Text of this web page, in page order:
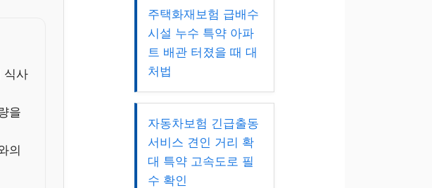
식사
을
의
주택화재보험 급배수
시설 누수 특약 아파
트 배관 터졌을 때 대
처법
자동차보험 긴급출동
서비스 견인 거리 확
대 특약 고속도로 필
수 확인